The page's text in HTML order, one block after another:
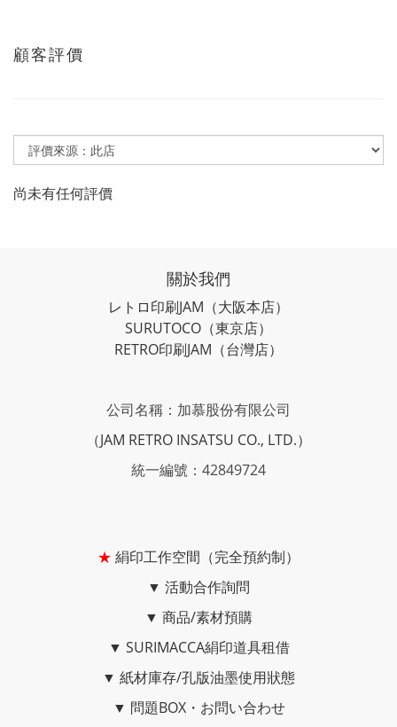
顧客評價
尚未有任何評價
關於我們
レトロ印刷JAM （大阪本店）
SURUTOCO （東京店）
RETRO印刷JAM （台灣店）
公司名稱：加慕股份有限公司
（JAM RETRO INSATSU CO., LTD.）
統一編號：42849724
★ 絹印工作空間（完全預約制）
▼ 活動合作詢問
▼ 商品/素材預購
▼ SURIMACCA絹印道具租借
▼ 紙材庫存/孔版油墨使用狀態
▼ 問題BOX・お問い合わせ